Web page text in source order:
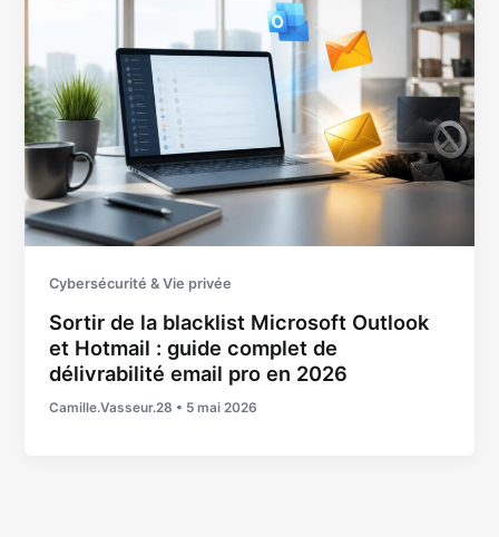
Cybersécurité & Vie privée
Sortir de la blacklist Microsoft Outlook
et Hotmail : guide complet de
délivrabilité email pro en 2026
Camille.Vasseur.28 • 5 mai 2026